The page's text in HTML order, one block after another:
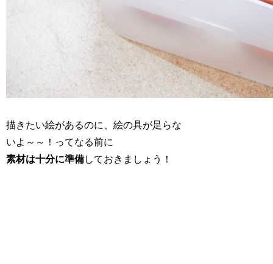
描きたい絵があるのに、絵の具が足らな
いよ～～！ってなる前に
素材は十分に準備しておきましょう！